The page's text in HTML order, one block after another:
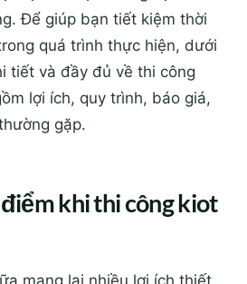
Để giúp bạn tiết kiệm thời
quá trình thực hiện, dưới
tiết và đầy đủ về thi công
lợi ích, quy trình, báo giá,
gặp.
khi thi công kiot
mang lại nhiều lợi ích thiết